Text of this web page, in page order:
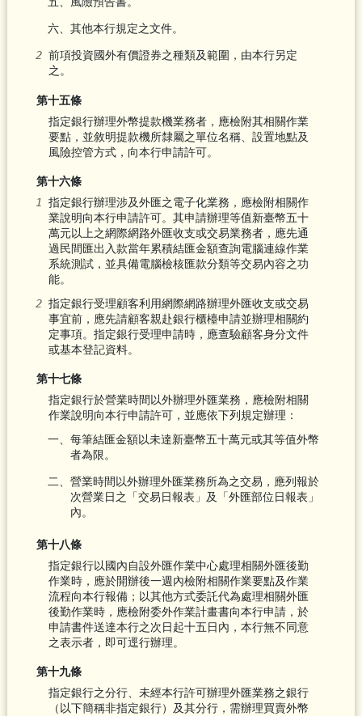
六、其他本行規定之文件。
前項投資國外有價證券之種類及範圍，由本行另定
之。
第十五條
指定銀行辦理外幣提款機業務者，應檢附其相關作業
要點，並敘明提款機所隸屬之單位名稱、設置地點及
風險控管方式，向本行申請許可。
第十六條
指定銀行辦理涉及外匯之電子化業務，應檢附相關作
業說明向本行申請許可。其申請辦理等值新臺幣五十
萬元以上之網際網路外匯收支或交易業務者，應先通
過民間匯出入款當年累積結匯金額查詢電腦連線作業
系統測試，並具備電腦檢核匯款分類等交易內容之功
能。
指定銀行受理顧客利用網際網路辦理外匯收支或交易
事宜前，應先請顧客親赴銀行櫃檯申請並辦理相關約
定事項。指定銀行受理申請時，應查驗顧客身分文件
或基本登記資料。
第十七條
指定銀行於營業時間以外辦理外匯業務，應檢附相關
作業說明向本行申請許可，並應依下列規定辦理：
一、每筆結匯金額以未達新臺幣五十萬元或其等值外幣
者為限。
二、營業時間以外辦理外匯業務所為之交易，應列報於
次營業日之「交易日報表」及「外匯部位日報表」
內。
第十八條
指定銀行以國內自設外匯作業中心處理相關外匯後勤
作業時，應於開辦後一週內檢附相關作業要點及作業
流程向本行報備；以其他方式委託代為處理相關外匯
後勤作業時，應檢附委外作業計畫書向本行申請，於
申請書件送達本行之次日起十五日內，本行無不同意
之表示者，即可逕行辦理。
第十九條
指定銀行之分行、未經本行許可辦理外匯業務之銀行
（以下簡稱非指定銀行）及其分行，需辦理買賣外幣